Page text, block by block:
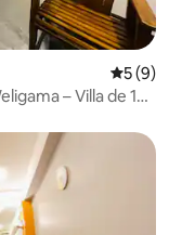
5 (9)
– Villa de 1